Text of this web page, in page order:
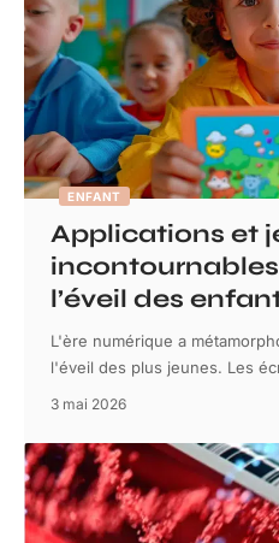
ENFANT
Applications et
l’éveil des
L'ère numérique a
l'éveil des plus jeunes. Les
3 mai 2026